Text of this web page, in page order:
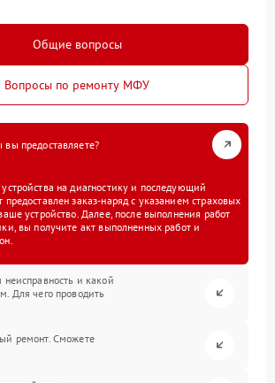
Общие вопросы
Вопросы по ремонту МФУ
предоставляете?
на диагностику и последующий
предоставлен заказ-наряд с указанием страховых
устройство. Далее, после выполнения работ
вы получите акт выполненных работ и
и какой
Для чего проводить
ремонт. Сможете